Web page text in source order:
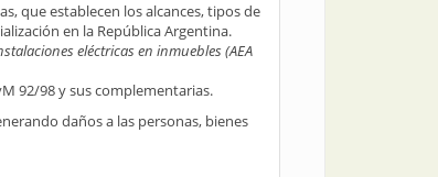
que establecen los alcances, tipos de
en la República Argentina.
eléctricas en inmuebles (AEA
92/98 y sus complementarias.
daños a las personas, bienes